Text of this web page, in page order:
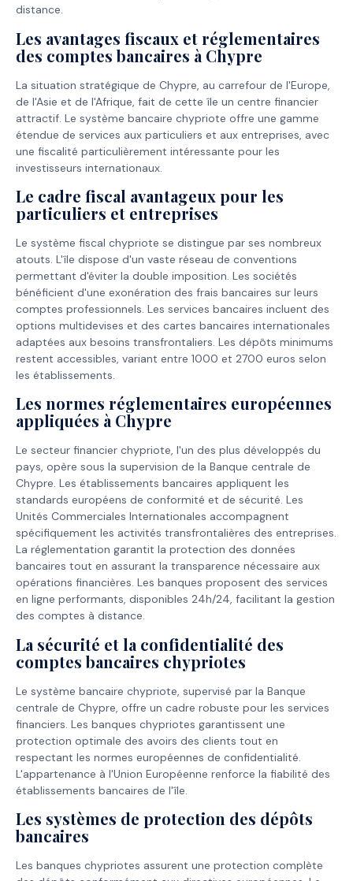
distance.
Les avantages fiscaux et réglementaires
des comptes bancaires à Chypre
La situation stratégique de Chypre, au carrefour de l'Europe,
de l'Asie et de l'Afrique, fait de cette île un centre financier
attractif. Le système bancaire chypriote offre une gamme
étendue de services aux particuliers et aux entreprises, avec
une fiscalité particulièrement intéressante pour les
investisseurs internationaux.
Le cadre fiscal avantageux pour les
particuliers et entreprises
Le système fiscal chypriote se distingue par ses nombreux
atouts. L'île dispose d'un vaste réseau de conventions
permettant d'éviter la double imposition. Les sociétés
bénéficient d'une exonération des frais bancaires sur leurs
comptes professionnels. Les services bancaires incluent des
options multidevises et des cartes bancaires internationales
adaptées aux besoins transfrontaliers. Les dépôts minimums
restent accessibles, variant entre 1000 et 2700 euros selon
les établissements.
Les normes réglementaires européennes
appliquées à Chypre
Le secteur financier chypriote, l'un des plus développés du
pays, opère sous la supervision de la Banque centrale de
Chypre. Les établissements bancaires appliquent les
standards européens de conformité et de sécurité. Les
Unités Commerciales Internationales accompagnent
spécifiquement les activités transfrontalières des entreprises.
La réglementation garantit la protection des données
bancaires tout en assurant la transparence nécessaire aux
opérations financières. Les banques proposent des services
en ligne performants, disponibles 24h/24, facilitant la gestion
des comptes à distance.
La sécurité et la confidentialité des
comptes bancaires chypriotes
Le système bancaire chypriote, supervisé par la Banque
centrale de Chypre, offre un cadre robuste pour les services
financiers. Les banques chypriotes garantissent une
protection optimale des avoirs des clients tout en
respectant les normes européennes de confidentialité.
L'appartenance à l'Union Européenne renforce la fiabilité des
établissements bancaires de l'île.
Les systèmes de protection des dépôts
bancaires
Les banques chypriotes assurent une protection complète